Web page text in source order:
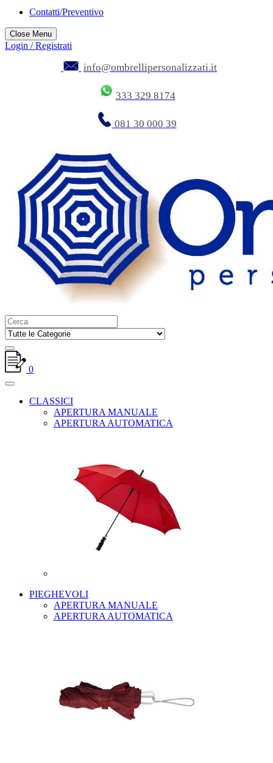
Contatti/Preventivo
Close Menu
Login / Registrati
info@ombrellipersonalizzati.it
333 329 8174
081 30 000 39
0
CLASSICI
APERTURA MANUALE
APERTURA AUTOMATICA
PIEGHEVOLI
APERTURA MANUALE
APERTURA AUTOMATICA